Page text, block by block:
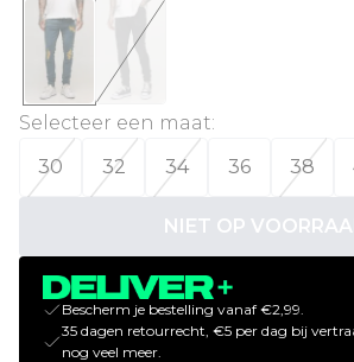
Selecteer een maat:
30
32 34 36 38
NIET OP
Bescherm je bestelling vanaf €2,99.
35 dagen retourrecht, €5 per dag bij
nog veel meer.